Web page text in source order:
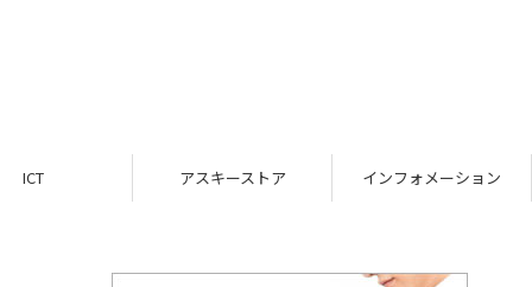
ICT アスキーストア インフォメーション